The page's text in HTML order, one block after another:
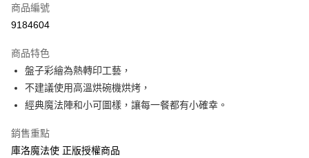
超商取貨付款
Apple Pay
街口支付
AFTEE先享後付
商品編號
9184604
商品特色
盤子彩繪為熱轉印工藝，
不建議使用高溫烘碗機烘烤，
經典魔法陣和小可圖樣，讓每一餐都有小確幸。
銷售重點
庫洛魔法使 正版授權商品